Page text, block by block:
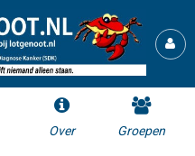
Over Groepen